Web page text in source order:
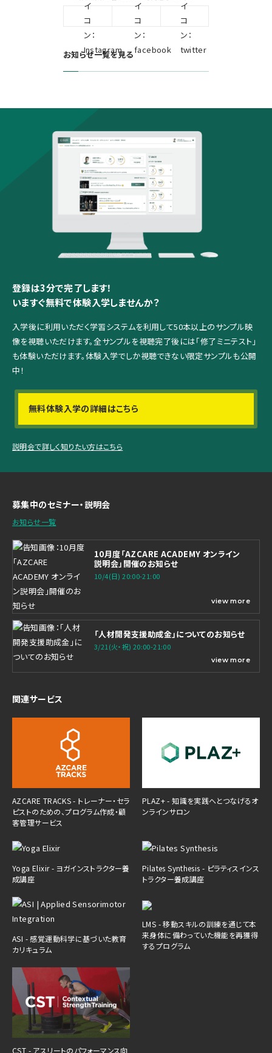
お知らせ一覧を見る
登録は3分で完了します！
いますぐ無料で体験入学しませんか？
入学後に利用いただく学習システムを利用して50本以上のサンプル映
像を視聴いただけます。全サンプルを視聴完了後には「修了ミニテスト」
も体験いただけます。体験入学でしか視聴できない限定サンプルも公開
中！
無料体験入学の詳細はこちら
説明会で詳しく知りたい方はこちら
募集中のセミナー・説明会
お知らせ一覧
10月度「AZCARE ACADEMY オンライン
説明会」開催のお知らせ
10/4(日) 20:00-21:00
view more
「人材開発支援助成金」についてのお知らせ
3/21(火・祝) 20:00-21:00
view more
関連サービス
AZCARE TRACKS - トレーナー・セラ
ピストのための、プログラム作成・顧
客管理サービス
PLAZ+ - 知識を実践へとつなげるオ
ンラインサロン
Yoga Elixir - ヨガインストラクター養
成講座
Pilates Synthesis - ピラティスインス
トラクター養成講座
ASI - 感覚運動科学に基づいた教育
カリキュラム
LMS - 移動スキルの訓練を通じて本
来身体に備わっていた機能を再獲得
するプログラム
CST - アスリートのパフォーマンス向